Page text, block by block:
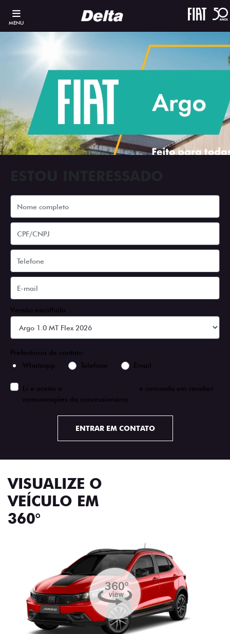
MENU
Versão escolhida
Preferência de contato:
Whatsapp
Telefone Email
Li e aceito a
e concordo em receber
comunicações da concessionária.
ENTRAR EM CONTATO
VISUALIZE O
VEÍCULO EM
360°